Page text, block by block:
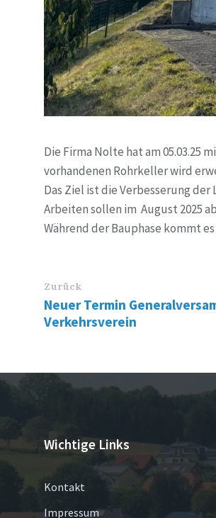
Die Firma Nolte hat am 05.03.25
vorhandenen Rohrkeller wird
Das Ziel ist die Verbesserung der
Arbeiten sollen im August 2025
Während der Bauphase kommt
Zurück
Neuer Termin
Verkehrsverein
Wichtige Links
Kontakt
Impressum